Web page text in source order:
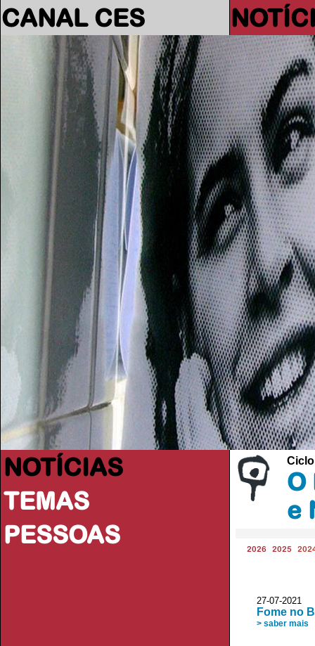
CANAL CES
NOTÍCIAS
TEMAS
PESSOAS
O
e
2026 2025
27-07-2021
Fome no
> saber mais